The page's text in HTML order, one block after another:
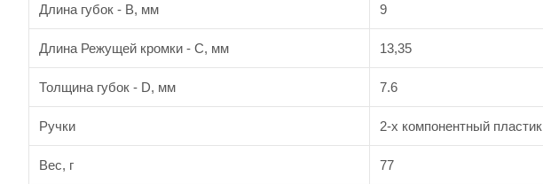
Длина губок - B, мм 9
Длина Режущей кромки - С, мм 13,35
Толщина губок - D, мм 7.6
Ручки 2-х компонентный пластик
Вес, г 77